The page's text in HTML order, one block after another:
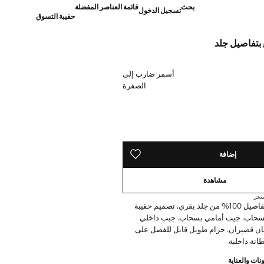
بحثتسجيل الدخولقائمة العناصر المفضلة
حقيبة التسوق
بتفاصيل جلد
أسمر ضارب إلى
الصفرة
إضافة حفظه في قائمة منتجاتك المفضلة
مشاهدة
نسيج قطني. تفاصيل 100% من جلد بقري. تصميم حقيبة
بسحاب. جيب أمامي بسحاب. جيب داخلي
قصيران. حزام طويل قابل للفصل على
داخلية
والعناية